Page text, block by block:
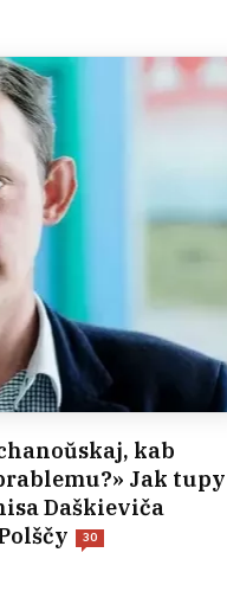
kab
Jak tupy
Daškieviča
30